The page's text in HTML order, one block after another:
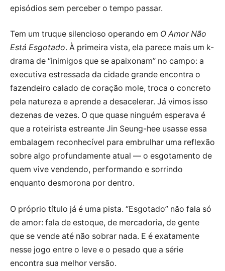
episódios sem perceber o tempo passar.
Tem um truque silencioso operando em O Amor Não
Está Esgotado. À primeira vista, ela parece mais um k-
drama de “inimigos que se apaixonam” no campo: a
executiva estressada da cidade grande encontra o
fazendeiro calado de coração mole, troca o concreto
pela natureza e aprende a desacelerar. Já vimos isso
dezenas de vezes. O que quase ninguém esperava é
que a roteirista estreante Jin Seung-hee usasse essa
embalagem reconhecível para embrulhar uma reflexão
sobre algo profundamente atual — o esgotamento de
quem vive vendendo, performando e sorrindo
enquanto desmorona por dentro.
O próprio título já é uma pista. “Esgotado” não fala só
de amor: fala de estoque, de mercadoria, de gente
que se vende até não sobrar nada. E é exatamente
nesse jogo entre o leve e o pesado que a série
encontra sua melhor versão.